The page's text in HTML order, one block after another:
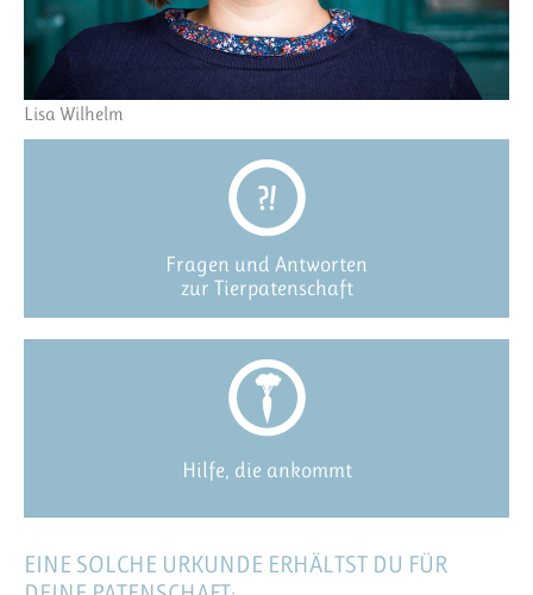
Lisa Wilhelm
Fragen und Antworten
zur Tierpatenschaft
Hilfe, die ankommt
EINE SOLCHE URKUNDE ERHÄLTST DU FÜR